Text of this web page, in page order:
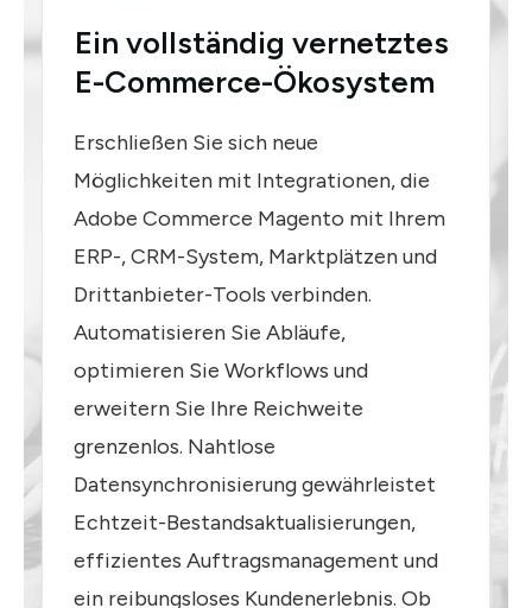
Ein vollständig vernetztes
E-Commerce-Ökosystem
Erschließen Sie sich neue
Möglichkeiten mit Integrationen, die
Adobe Commerce Magento mit Ihrem
ERP-, CRM-System, Marktplätzen und
Drittanbieter-Tools verbinden.
Automatisieren Sie Abläufe,
optimieren Sie Workflows und
erweitern Sie Ihre Reichweite
grenzenlos. Nahtlose
Datensynchronisierung gewährleistet
Echtzeit-Bestandsaktualisierungen,
effizientes Auftragsmanagement und
ein reibungsloses Kundenerlebnis. Ob